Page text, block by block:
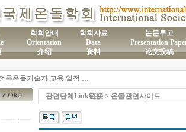
학회안내
Orientation
介绍
학회자료
Data
资料
논문투고
Presentation
论文投稿
(사)국제온돌학회 연간 기부금 모금액 및 활용실적 명세서
2026년도 전통온돌기술자 교육 일정 안내
온돌기술자 교육 모집
제59차 전통온돌기술자 1,2급 교육과정 모집 안내
관련단체Link链接 > 온돌관련사이트